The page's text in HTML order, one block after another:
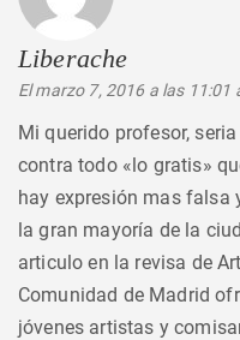
Liberache
El marzo 7, 2016 a las 11:01
Mi querido profesor,
contra todo «lo gratis»
hay expresión mas falsa
la gran mayoría de la
articulo en la revisa de
Comunidad de Madrid
jóvenes artistas y